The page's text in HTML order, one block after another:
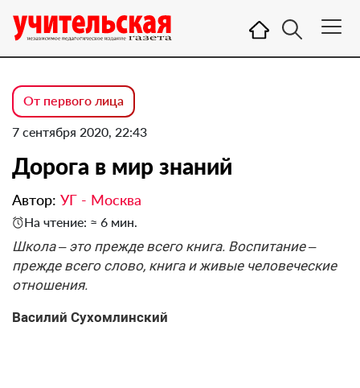
От первого лица
7 сентября 2020, 22:43
Дорога в мир знаний
Автор: УГ - Москва
На чтение: ≈ 6 мин.
Школа – это прежде всего книга. Воспитание –
прежде всего слово, книга и живые человеческие
отношения.
Василий Сухомлинский